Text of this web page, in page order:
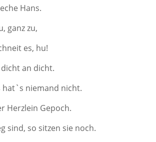
Hans.
ganz zu,
es, hu!
an dicht.
hat`s niemand nicht.
Herzlein Gepoch.
sind, so sitzen sie noch.